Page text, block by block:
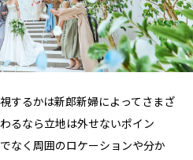
するかは新郎新婦によってさまざ
るなら立地は外せないポイン
なく周囲のロケーションや分か